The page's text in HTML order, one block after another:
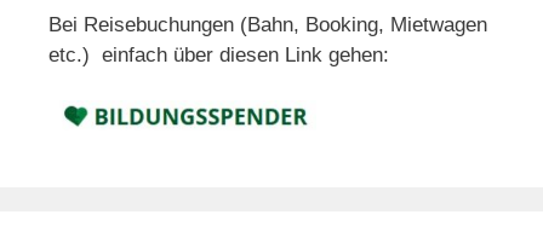
Bei Reisebuchungen (Bahn, Booking, Mietwagen
etc.) einfach über diesen Link gehen: